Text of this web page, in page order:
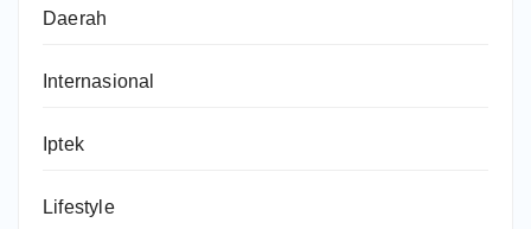
Daerah
Internasional
Iptek
Lifestyle